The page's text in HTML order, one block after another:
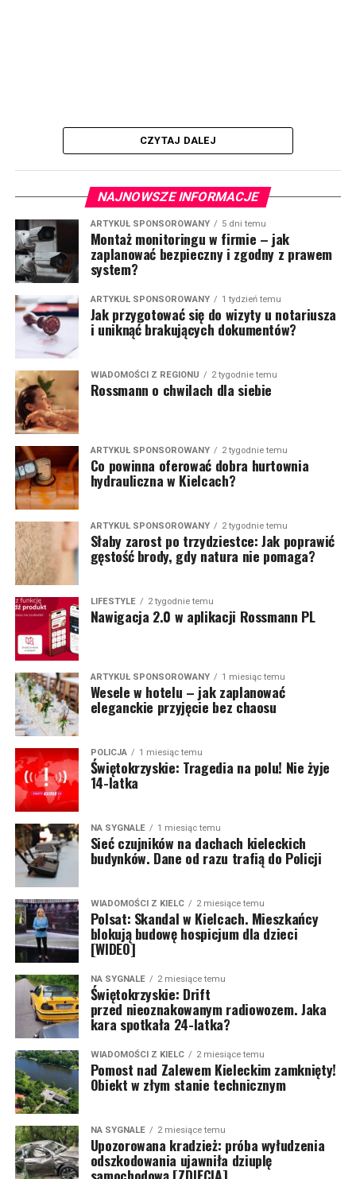
CZYTAJ DALEJ
NAJNOWSZE INFORMACJE
ARTYKUŁ SPONSOROWANY 5 dni temu
Montaż monitoringu w firmie – jak
zaplanować bezpieczny i zgodny z prawem
system?
ARTYKUŁ SPONSOROWANY 1 tydzień temu
Jak przygotować się do wizyty u notariusza
i uniknąć brakujących dokumentów?
WIADOMOŚCI Z REGIONU 2 tygodnie temu
Rossmann o chwilach dla siebie
ARTYKUŁ SPONSOROWANY 2 tygodnie temu
Co powinna oferować dobra hurtownia
hydrauliczna w Kielcach?
ARTYKUŁ SPONSOROWANY 2 tygodnie temu
Słaby zarost po trzydziestce: Jak poprawić
gęstość brody, gdy natura nie pomaga?
LIFESTYLE 2 tygodnie temu
Nawigacja 2.0 w aplikacji Rossmann PL
ARTYKUŁ SPONSOROWANY 1 miesiąc temu
Wesele w hotelu – jak zaplanować
eleganckie przyjęcie bez chaosu
POLICJA 1 miesiąc temu
Świętokrzyskie: Tragedia na polu! Nie żyje
14-latka
NA SYGNALE 1 miesiąc temu
Sieć czujników na dachach kieleckich
budynków. Dane od razu trafią do Policji
WIADOMOŚCI Z KIELC 2 miesiące temu
Polsat: Skandal w Kielcach. Mieszkańcy
blokują budowę hospicjum dla dzieci
[WIDEO]
NA SYGNALE 2 miesiące temu
Świętokrzyskie: Drift
przed nieoznakowanym radiowozem. Jaka
kara spotkała 24-latka?
WIADOMOŚCI Z KIELC 2 miesiące temu
Pomost nad Zalewem Kieleckim zamknięty!
Obiekt w złym stanie technicznym
NA SYGNALE 2 miesiące temu
Upozorowana kradzież: próba wyłudzenia
odszkodowania ujawniła dziuplę
samochodową [ZDJĘCIA]